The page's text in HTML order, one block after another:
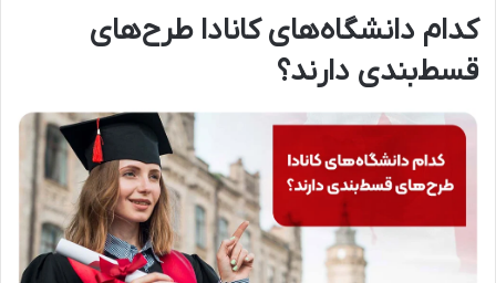
کدام دانشگاه‌های کانادا طرح‌های
قسط‌بندی دارند؟